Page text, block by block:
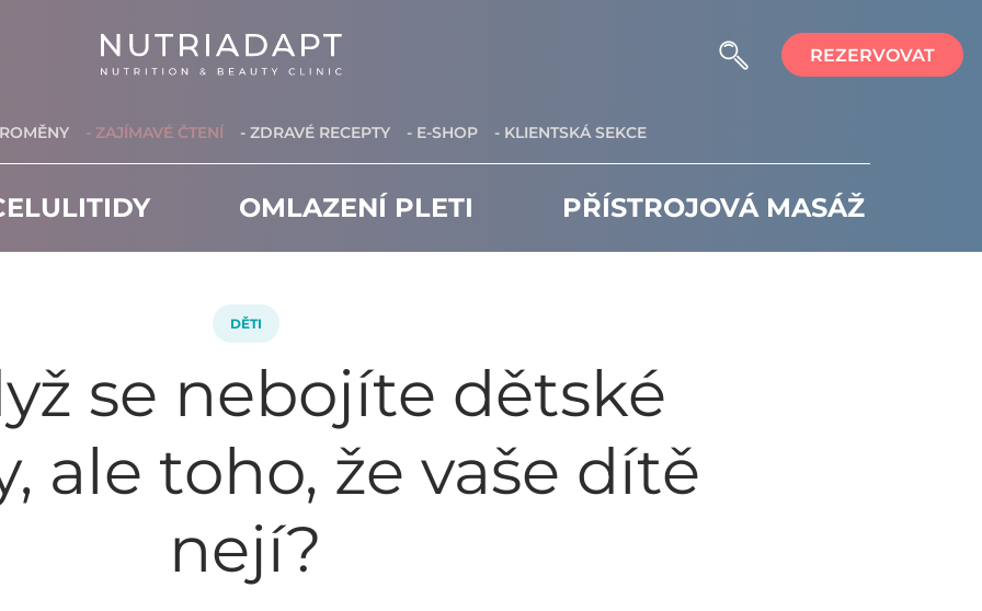
REZERVOVAT
- ZAJÍMAVÉ ČTENÍ - ZDRAVÉ RECEPTY - E-SHOP - KLIENTSKÁ SEKCE
OMLAZENÍ PLETI PŘÍSTROJOVÁ MASÁŽ
DĚTI
se nebojíte dětské
ale toho, že vaše dítě
nejí?